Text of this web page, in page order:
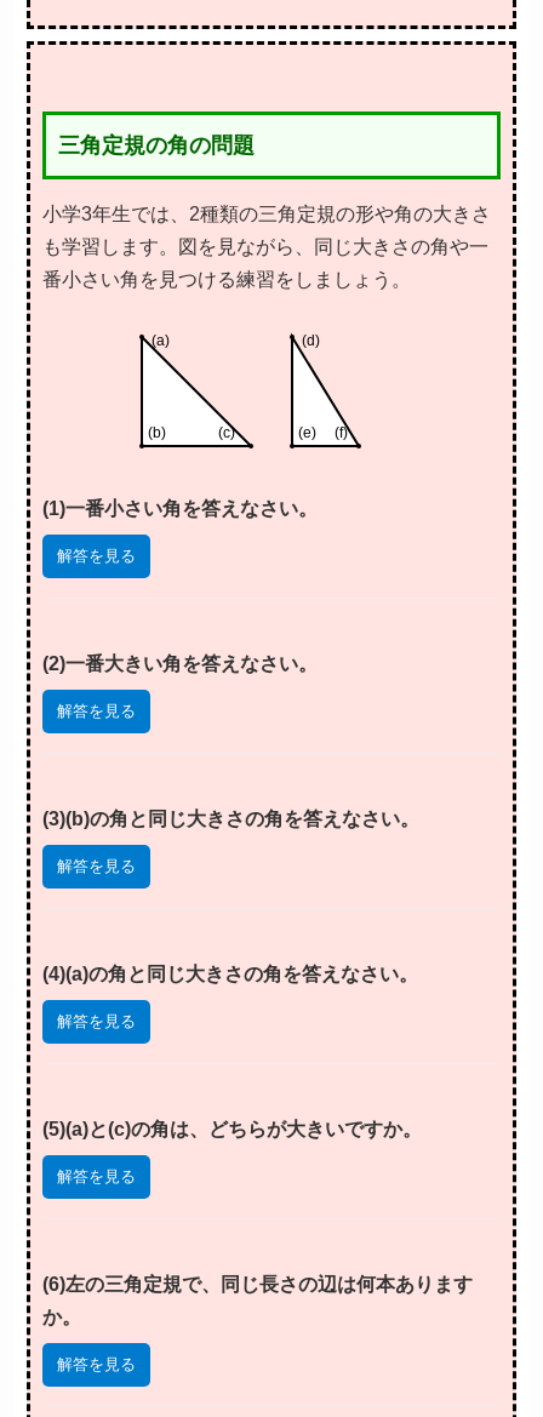
三角定規の角の問題
小学3年生では、2種類の三角定規の形や角の大きさ
も学習します。図を見ながら、同じ大きさの角や一
番小さい角を見つける練習をしましょう。
(a)
(b) (c)
(d)
(e) (f)
(1)一番小さい角を答えなさい。
解答を見る
(2)一番大きい角を答えなさい。
解答を見る
(3)(b)の角と同じ大きさの角を答えなさい。
解答を見る
(4)(a)の角と同じ大きさの角を答えなさい。
解答を見る
(5)(a)と(c)の角は、どちらが大きいですか。
解答を見る
(6)左の三角定規で、同じ長さの辺は何本あります
か。
解答を見る